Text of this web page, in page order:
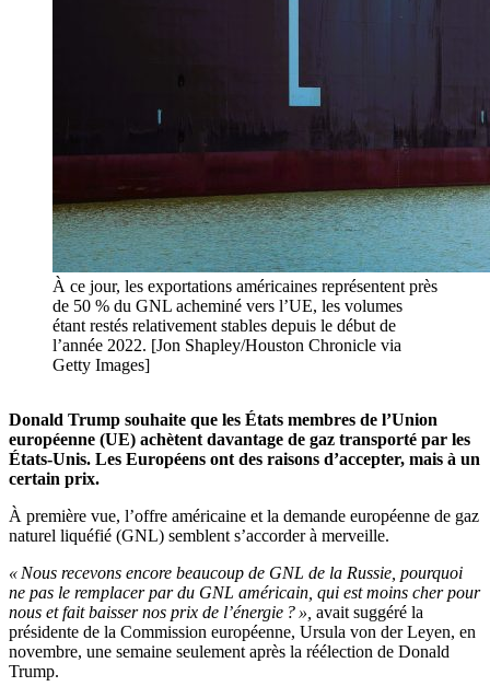
À ce jour, les exportations américaines représentent près
de 50 % du GNL acheminé vers l’UE, les volumes
étant restés relativement stables depuis le début de
l’année 2022. [Jon Shapley/Houston Chronicle via
Getty Images]
Donald Trump souhaite que les États membres de l’Union
européenne (UE) achètent davantage de gaz transporté par les
États-Unis. Les Européens ont des raisons d’accepter, mais à un
certain prix.
À première vue, l’offre américaine et la demande européenne de gaz
naturel liquéfié (GNL) semblent s’accorder à merveille.
« Nous recevons encore beaucoup de GNL de la Russie, pourquoi
ne pas le remplacer par du GNL américain, qui est moins cher pour
nous et fait baisser nos prix de l’énergie ? », avait suggéré la
présidente de la Commission européenne, Ursula von der Leyen, en
novembre, une semaine seulement après la réélection de Donald
Trump.